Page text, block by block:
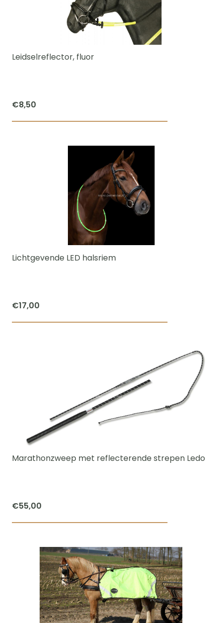
Leidselreflector, fluor
€8,50
Lichtgevende LED halsriem
€17,00
heeft
meerdere
variaties.
Deze
optie
worden
Marathonzweep met reflecterende strepen Ledo
€55,00
heeft
meerdere
variaties.
Deze
optie